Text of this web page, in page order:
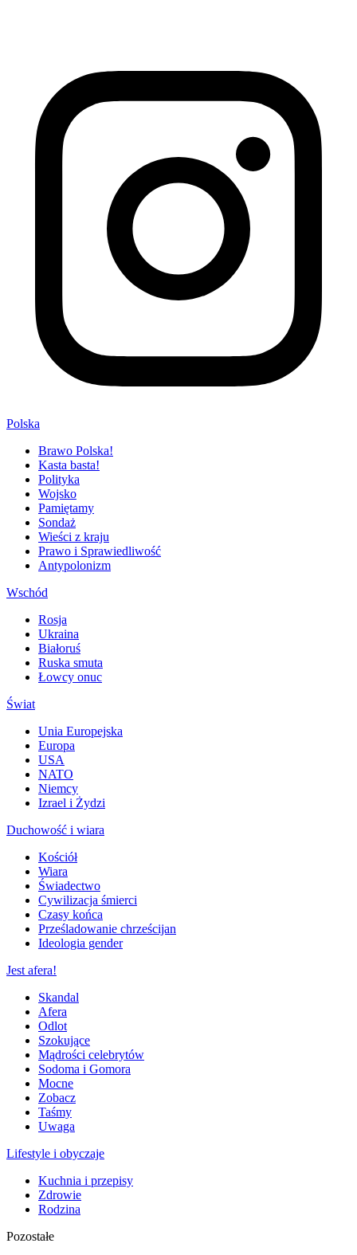
Polska
Brawo Polska!
Kasta basta!
Polityka
Wojsko
Pamiętamy
Sondaż
Wieści z kraju
Prawo i Sprawiedliwość
Antypolonizm
Wschód
Rosja
Ukraina
Białoruś
Ruska smuta
Łowcy onuc
Świat
Unia Europejska
Europa
USA
NATO
Niemcy
Izrael i Żydzi
Duchowość i wiara
Kościół
Wiara
Świadectwo
Cywilizacja śmierci
Czasy końca
Prześladowanie chrześcijan
Ideologia gender
Jest afera!
Skandal
Afera
Odlot
Szokujące
Mądrości celebrytów
Sodoma i Gomora
Mocne
Zobacz
Taśmy
Uwaga
Lifestyle i obyczaje
Kuchnia i przepisy
Zdrowie
Rodzina
Pozostałe